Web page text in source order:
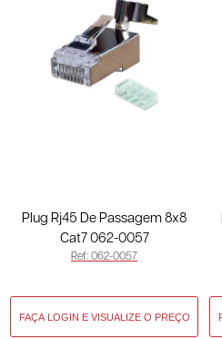
Plug Rj45 De Passagem 8x8
Cat7 062-0057
Ref: 062-0057